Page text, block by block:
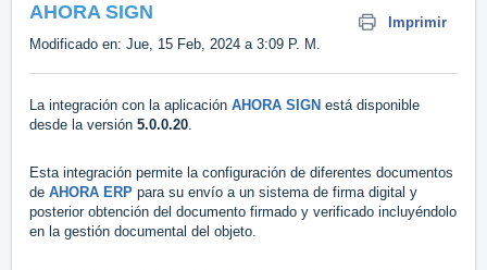
AHORA SIGN
Imprimir
Modificado en: Jue, 15 Feb, 2024 a 3:09 P. M.
La integración con la aplicación AHORA SIGN está disponible
desde la versión 5.0.0.20.
Esta integración permite la configuración de diferentes documentos
de AHORA ERP para su envío a un sistema de firma digital y
posterior obtención del documento firmado y verificado incluyéndolo
en la gestión documental del objeto.